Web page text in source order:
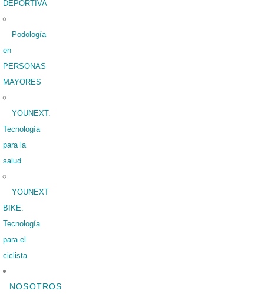
DEPORTIVA
Podología
en
PERSONAS
MAYORES
YOUNEXT.
Tecnología
para la
salud
YOUNEXT
BIKE.
Tecnología
para el
ciclista
NOSOTROS